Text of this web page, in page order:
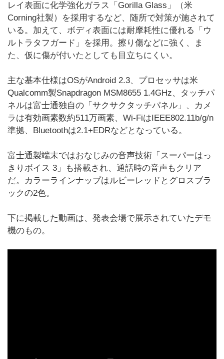
レイ表面に化学強化ガラス「Gorilla Glass」（米
Corning社製）を採用するなど、随所で対策が施されて
いる。加えて、ボディ表面には耐摩耗性に優れる「ウ
ルトラタフガード」を採用。擦り傷などに強く、ま
た、仮に傷が付いたとしても目立ちにくい。
主な基本仕様はOSがAndroid 2.3、プロセッサは米
Qualcomm製Snapdragon MSM8655 1.4GHz、タッチパ
ネルは富士通独自の「サクサクタッチパネル」、カメ
ラは有効画素数約511万画素、Wi-FiはIEEE802.11b/g/n
準拠、Bluetoothは2.1+EDRなどとなっている。
富士通製端末ではおなじみの音声技術「スーパーはっ
きりボイス 3」も搭載され、通話時の音声もクリア
だ。カラーラインナップはルビーレッドとグロスブラ
ックの2色。
下に掲載した動画は、発表会場で展示されていたデモ
機のもの。